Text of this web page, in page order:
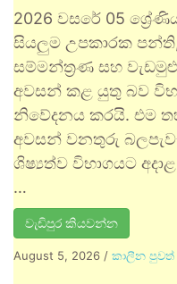
2026 වසරේ 05
සියලුම උපකාරක
සම්මන්ත්‍රණ සහ වැඩමුළු
අවසන් කළ යුතු බව
නිවේදනය කරයි. එම
අවසන් වනතුරු
ශිෂ්‍යත්ව විභාගයට
…
වැඩිපුර කියවන්න
August 5, 2026 / කාලීන පුවත්